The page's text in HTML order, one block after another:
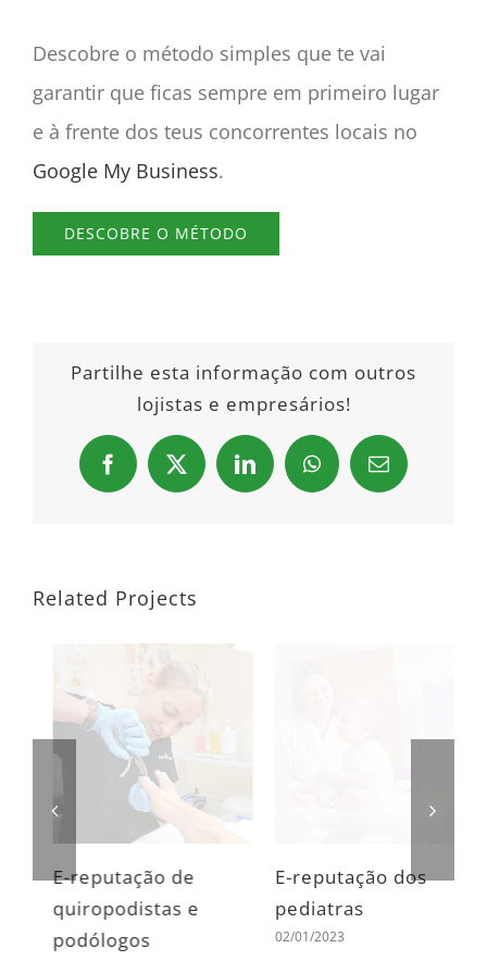
Descobre o método simples que te vai
garantir que ficas sempre em primeiro lugar
e à frente dos teus concorrentes locais no
Google My Business.
DESCOBRE O MÉTODO
Partilhe esta informação com outros
lojistas e empresários!
Facebook
X LinkedInWhatsAppEmail
Related Projects
E-reputação de
quiropodistas e
podólogos
E-reputação dos
pediatras
02/01/2023